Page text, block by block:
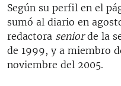
Según su perfil en el
sumó al diario en
redactora seniorde la
de 1999, y a miembro
noviembre del 2005.